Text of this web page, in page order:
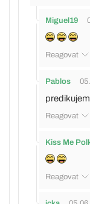
Miguel19
Reagovat
Pablos
Reagovat
Kiss Me
Reagovat